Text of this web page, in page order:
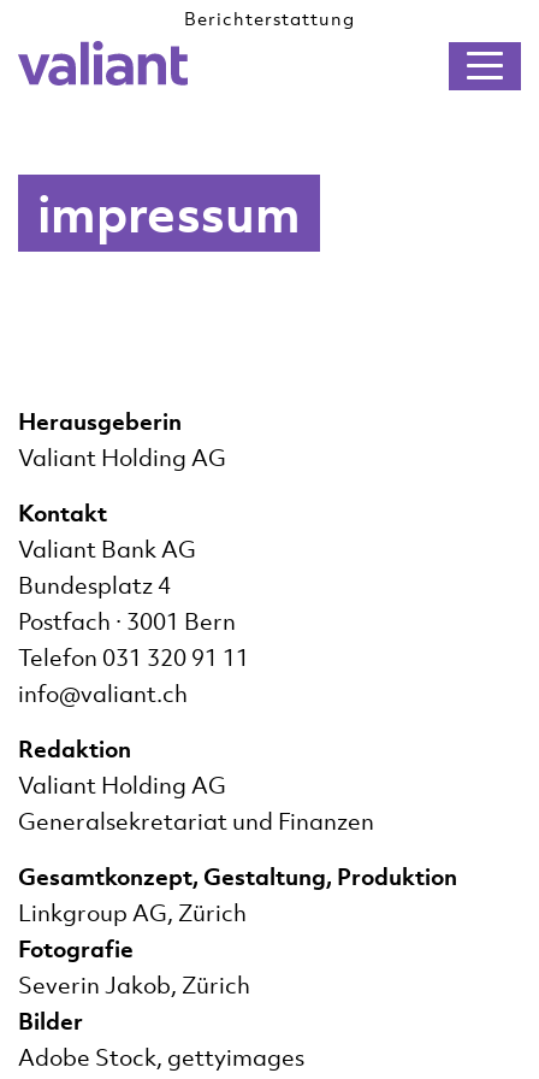
Berichterstattung
impressum
Herausgeberin
Valiant Holding AG
Kontakt
Valiant Bank AG
Bundesplatz 4
Postfach · 3001 Bern
Telefon 031 320 91 11
info@valiant.ch
Redaktion
Valiant Holding AG
Generalsekretariat und Finanzen
Gesamtkonzept, Gestaltung, Produktion
Linkgroup AG, Zürich
Fotografie
Severin Jakob, Zürich
Bilder
Adobe Stock, gettyimages